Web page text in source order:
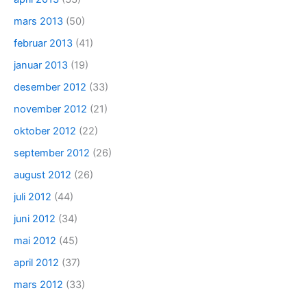
mars 2013 (50)
februar 2013 (41)
januar 2013 (19)
desember 2012 (33)
november 2012 (21)
oktober 2012 (22)
september 2012 (26)
august 2012 (26)
juli 2012 (44)
juni 2012 (34)
mai 2012 (45)
april 2012 (37)
mars 2012 (33)